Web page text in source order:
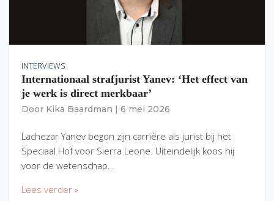
INTERVIEWS
Internationaal strafjurist Yanev: ‘Het effect van
je werk is direct merkbaar’
Door Kika Baardman 6 mei 2026
Lachezar Yanev begon zijn carrière als jurist bij het
Speciaal Hof voor Sierra Leone. Uiteindelijk koos hij
voor de wetenschap…
Lees verder »